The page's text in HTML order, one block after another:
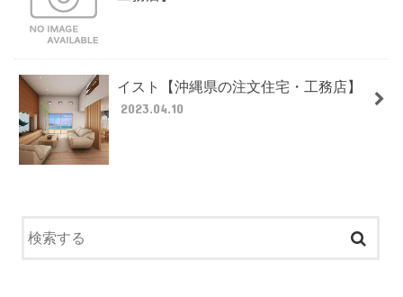
イスト【沖縄県の注文住宅・工務店】
2023.04.10